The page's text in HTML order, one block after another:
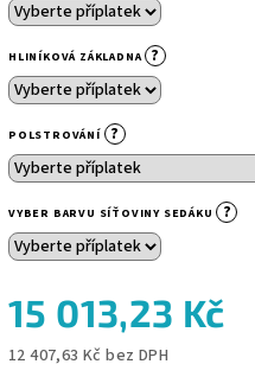
HLINÍKOVÁ ZÁKLADNA ?
POLSTROVÁNÍ ?
VYBER BARVU SÍŤOVINY SEDÁKU ?
15 013,23 Kč
12 407,63 Kč bez DPH